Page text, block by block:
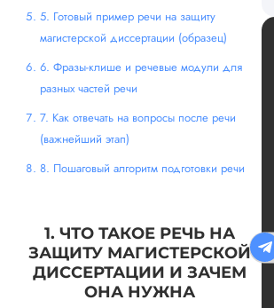
5. Готовый пример речи на защиту
магистерской диссертации (образец)
6. Фразы-клише и речевые модули для
разных частей речи
7. Как отвечать на вопросы после речи
(важнейший этап)
8. Пошаговый алгоритм подготовки речи
1. ЧТО ТАКОЕ РЕЧЬ НА
ЗАЩИТУ МАГИСТЕРСКОЙ
ДИССЕРТАЦИИ И ЗАЧЕМ
ОНА НУЖНА